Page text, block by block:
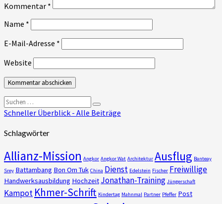
Kommentar *
Name *
E-Mail-Adresse *
Website
Suchen
nach:
Suchen
Schneller Überblick - Alle Beiträge
Schlagwörter
Allianz-Mission Angkor Angkor Wat Architektur Ausflug Banteay
Srey Battambang Bon Om Tuk China Dienst Edelstein Fischer Freiwillige
Handwerksausbildung Hochzeit Jonathan-Training Jüngerschaft
Kampot Khmer-Schrift Kindertag Mahnmal Partner Pfeffer Post